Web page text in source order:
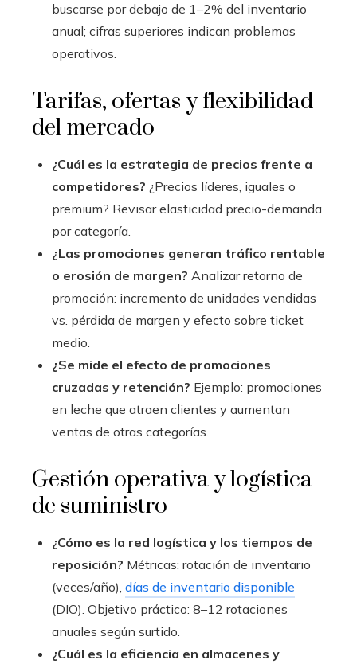
buscarse por debajo de 1–2% del inventario
anual; cifras superiores indican problemas
operativos.
Tarifas, ofertas y flexibilidad
del mercado
¿Cuál es la estrategia de precios frente a
competidores? ¿Precios líderes, iguales o
premium? Revisar elasticidad precio-demanda
por categoría.
¿Las promociones generan tráfico rentable
o erosión de margen? Analizar retorno de
promoción: incremento de unidades vendidas
vs. pérdida de margen y efecto sobre ticket
medio.
¿Se mide el efecto de promociones
cruzadas y retención? Ejemplo: promociones
en leche que atraen clientes y aumentan
ventas de otras categorías.
Gestión operativa y logística
de suministro
¿Cómo es la red logística y los tiempos de
reposición? Métricas: rotación de inventario
(veces/año), días de inventario disponible
(DIO). Objetivo práctico: 8–12 rotaciones
anuales según surtido.
¿Cuál es la eficiencia en almacenes y